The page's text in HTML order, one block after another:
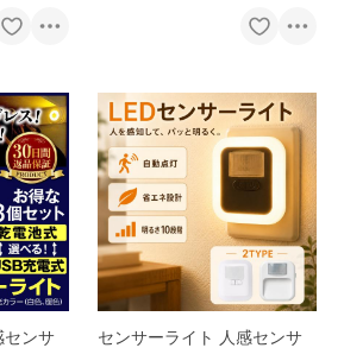
センサ
センサーライト 人感センサ